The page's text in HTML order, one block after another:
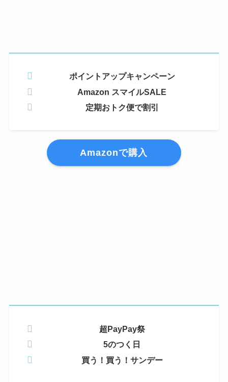
ポイントアップキャンペーン
Amazon スマイルSALE
定期おトク便で割引
Amazonで購入
超PayPay祭
5のつく日
買う！買う！サンデー